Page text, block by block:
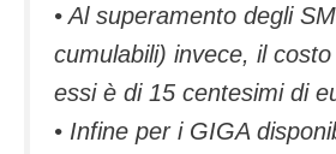
• Al superamento degli
cumulabili) invece, il
essi è di 15 centesimi di
• Infine per i GIGA